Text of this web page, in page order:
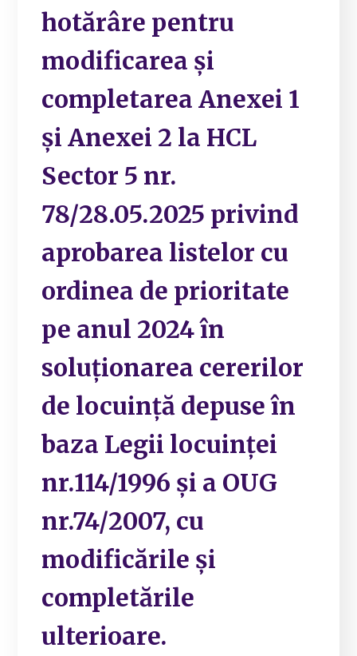
hotărâre pentru
modificarea și
completarea Anexei 1
și Anexei 2 la HCL
Sector 5 nr.
78/28.05.2025 privind
aprobarea listelor cu
ordinea de prioritate
pe anul 2024 în
soluționarea cererilor
de locuință depuse în
baza Legii locuinței
nr.114/1996 și a OUG
nr.74/2007, cu
modificările și
completările
ulterioare.